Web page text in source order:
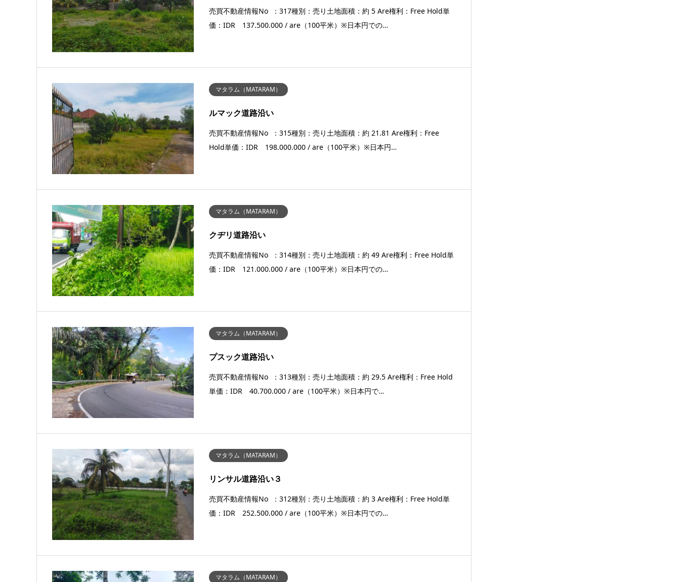
売買不動産情報No ：317種別：売り土地面積：約 5 Are権利：Free Hold単
価：IDR 137.500.000 / are（100平米）※日本円での…
マタラム（MATARAM）
ルマック道路沿い
売買不動産情報No ：315種別：売り土地面積：約 21.81 Are権利：Free
Hold単価：IDR 198.000.000 / are（100平米）※日本円…
マタラム（MATARAM）
クヂリ道路沿い
売買不動産情報No ：314種別：売り土地面積：約 49 Are権利：Free Hold単
価：IDR 121.000.000 / are（100平米）※日本円での…
マタラム（MATARAM）
プスック道路沿い
売買不動産情報No ：313種別：売り土地面積：約 29.5 Are権利：Free Hold
単価：IDR 40.700.000 / are（100平米）※日本円で…
マタラム（MATARAM）
リンサル道路沿い３
売買不動産情報No ：312種別：売り土地面積：約 3 Are権利：Free Hold単
価：IDR 252.500.000 / are（100平米）※日本円での…
マタラム（MATARAM）